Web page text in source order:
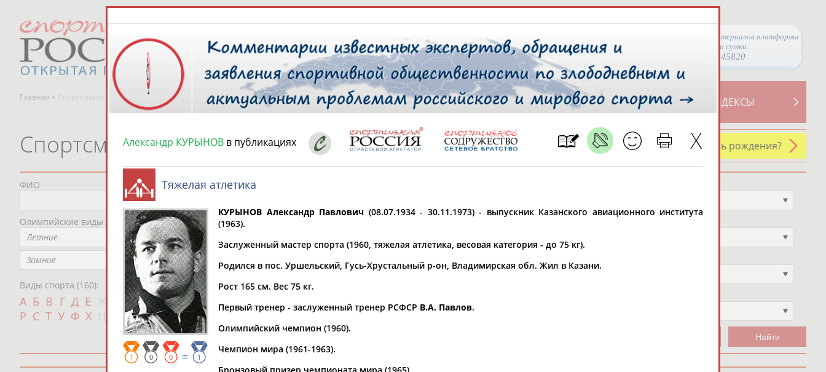
Просмотры материалов платформы
за сутки:
45820
Главная » Спортсмены, тренеры и специалисты СВОДНЫЕ ИНДЕКСЫ
ТАБЛО АКТИВНОСТИ
РЕСУРСНАЯ ПЛОЩАДКА
У кого сегодня день рождения?
Спортсмены, тренеры и специалисты
ФИО
Олимпийские виды спорта
Летние
Зимние
Виды спорта (160):
А Б В Г Д Е И К Л М Н О
П
Р С Т У Ф Х Ш Щ Э Ю Я
* для действующих спортсменов
Не выбран
с
чч мм год по чч мм
Александр КУРЫНОВ в публикациях
Тяжелая атлетика
1 0 0 = 1
КУРЫНОВ Александр Павлович (08.07.1934 - 30.11.1973) - выпускник Казанского авиационного института
(1963).
Заслуженный мастер спорта (1960, тяжелая атлетика, весовая категория - до 75 кг).
Родился в пос. Уршельский, Гусь-Хрустальный р-он, Владимирская обл. Жил в Казани.
Рост 165 см. Вес 75 кг.
Первый тренер - заслуженный тренер РСФСР В.А. Павлов.
Олимпийский чемпион (1960).
Чемпион мира (1961-1963).
Бронзовый призер чемпионата мира (1965).